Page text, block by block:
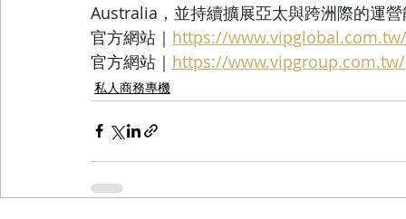
Australia，並持續擴展亞太與跨洲際的運
官方網站｜ https://www.vipglobal.com.tw/
官方網站｜ https://www.vipgroup.com.tw/
私人商務專機